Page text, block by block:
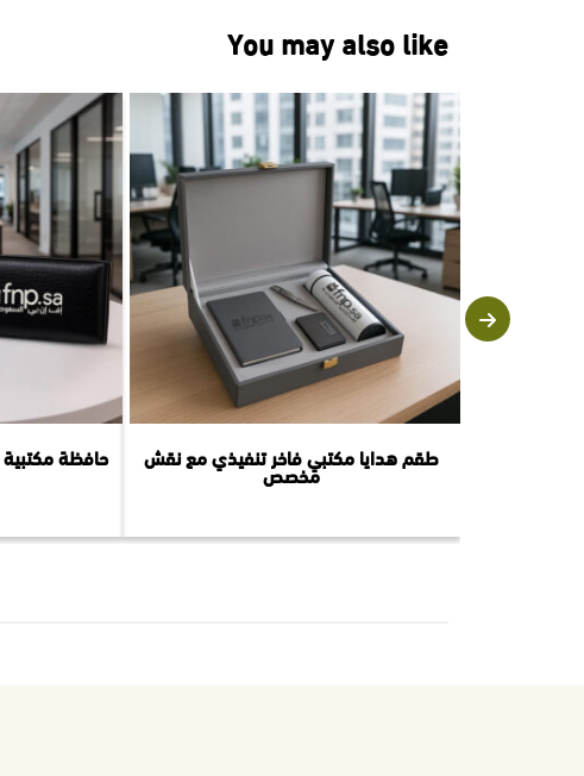
You may also like
طقم هدايا مكتبي فاخر تنفيذي مع نقش
مخصص
حافظة